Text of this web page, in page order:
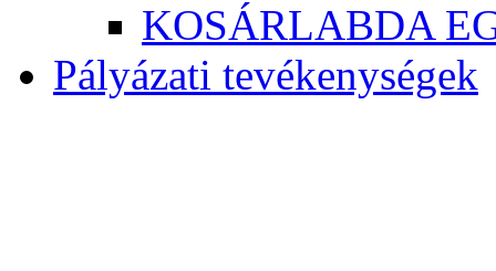
KOSÁRLABDA
Pályázati tevékenységek